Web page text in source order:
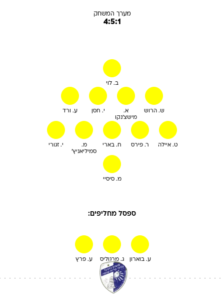
מערך המשחק
4:5:1
ב. לוי
ע. ורד י. חסן
א.
מישצ'נקו
ש. הרוש
י. זגורי
מ.
סמיליאניץ'
ח. בארי ר. פירס ט. איילה
מ. סיסיי
ספסל מחליפים:
ע. פרץ ג. מרגוליס ע. בוארון